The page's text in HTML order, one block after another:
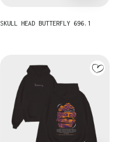
SKULL HEAD BUTTERFLY 696.1